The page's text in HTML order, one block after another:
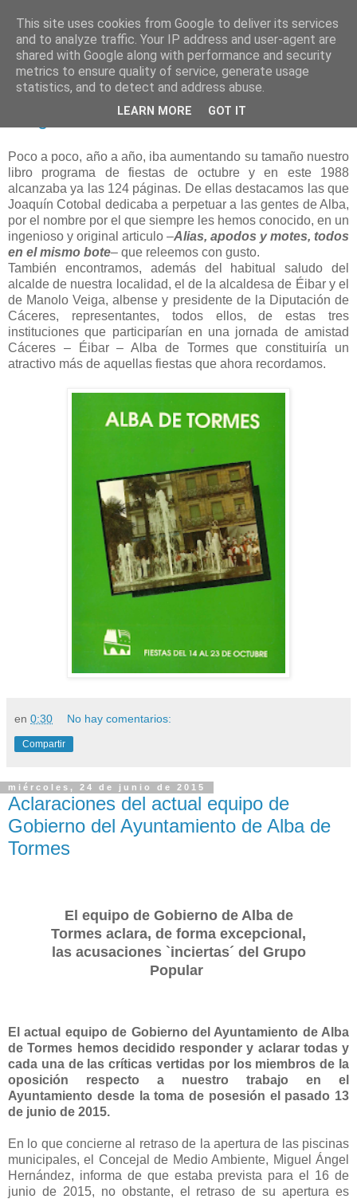
Programa de fiestas 1988
Poco a poco, año a año, iba aumentando su tamaño nuestro
libro programa de fiestas de octubre y en este 1988
alcanzaba ya las 124 páginas. De ellas destacamos las que
Joaquín Cotobal dedicaba a perpetuar a las gentes de Alba,
por el nombre por el que siempre les hemos conocido, en un
ingenioso y original articulo –Alias, apodos y motes, todos
en el mismo bote– que releemos con gusto.
También encontramos, además del habitual saludo del
alcalde de nuestra localidad, el de la alcaldesa de Éibar y el
de Manolo Veiga, albense y presidente de la Diputación de
Cáceres, representantes, todos ellos, de estas tres
instituciones que participarían en una jornada de amistad
Cáceres – Éibar – Alba de Tormes que constituiría un
atractivo más de aquellas fiestas que ahora recordamos.
en 0:30 No hay comentarios:
Compartir
miércoles, 24 de junio de 2015
Aclaraciones del actual equipo de
Gobierno del Ayuntamiento de Alba de
Tormes
El equipo de Gobierno de Alba de
Tormes aclara, de forma excepcional,
las acusaciones `inciertas´ del Grupo
Popular
El actual equipo de Gobierno del Ayuntamiento de Alba
de Tormes hemos decidido responder y aclarar todas y
cada una de las críticas vertidas por los miembros de la
oposición respecto a nuestro trabajo en el
Ayuntamiento desde la toma de posesión el pasado 13
de junio de 2015.
En lo que concierne al retraso de la apertura de las piscinas
municipales, el Concejal de Medio Ambiente, Miguel Ángel
Hernández, informa de que estaba prevista para el 16 de
junio de 2015, no obstante, el retraso de su apertura es
This site uses cookies from Google to deliver its services
and to analyze traffic. Your IP address and user-agent are
shared with Google along with performance and security
metrics to ensure quality of service, generate usage
statistics, and to detect and address abuse.
LEARN MORE GOT IT